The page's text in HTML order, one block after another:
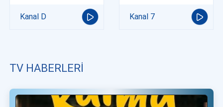
Kanal D Kanal 7
TV HABERLERI